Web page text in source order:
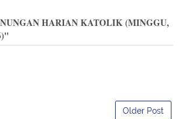
HARIAN KATOLIK (MINGGU,
Older Post